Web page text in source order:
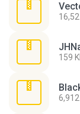
159
6,912